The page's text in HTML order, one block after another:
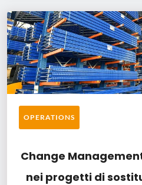
OPERATIONS
Change
nei progetti di